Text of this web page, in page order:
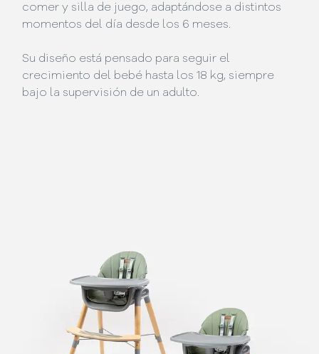
comer y silla de juego, adaptándose a distintos
momentos del día desde los 6 meses.
Su diseño está pensado para seguir el
crecimiento del bebé hasta los 18 kg, siempre
bajo la supervisión de un adulto.